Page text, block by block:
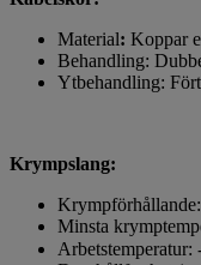
Material: Koppar
Behandling:
Ytbehandling:
Krympslang:
Krympförhållande:
Minsta
Arbetstemperatur: